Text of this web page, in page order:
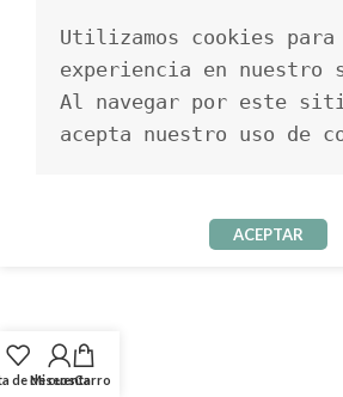
de deseos
Mi cuentaCarro
Utilizamos cookies para
experiencia en nuestro
Al navegar por este
acepta nuestro uso de
ACEPTAR